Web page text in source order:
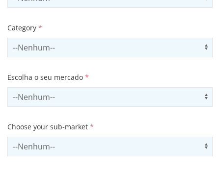
Category *
Select contactCategory
Escolha o seu mercado *
Select sector
Choose your sub-market *
Select subSector